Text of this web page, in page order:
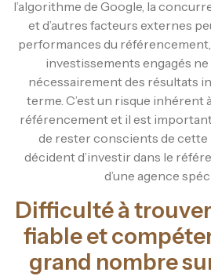
l’algorithme de Google, la
et d’autres facteurs externes
performances du
investissements engagés
nécessairement des résultats
terme. C’est un risque inhérent
référencement et il est
de rester conscients de cette
décident d’investir dans le
d’une agence
Difficulté à
fiable et
grand nombre